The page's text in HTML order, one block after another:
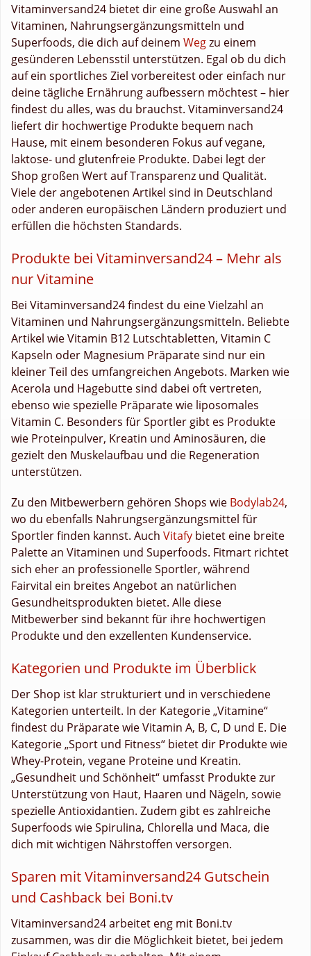
Vitaminversand24 bietet dir eine große Auswahl an
Vitaminen, Nahrungsergänzungsmitteln und
Superfoods, die dich auf deinem Wegzu einem
gesünderen Lebensstil unterstützen. Egal ob du dich
auf ein sportliches Ziel vorbereitest oder einfach nur
deine tägliche Ernährung aufbessern möchtest – hier
findest du alles, was du brauchst. Vitaminversand24
liefert dir hochwertige Produkte bequem nach
Hause, mit einem besonderen Fokus auf vegane,
laktose- und glutenfreie Produkte. Dabei legt der
Shop großen Wert auf Transparenz und Qualität.
Viele der angebotenen Artikel sind in Deutschland
oder anderen europäischen Ländern produziert und
erfüllen die höchsten Standards.
Produkte bei Vitaminversand24 – Mehr als
nur Vitamine
Bei Vitaminversand24 findest du eine Vielzahl an
Vitaminen und Nahrungsergänzungsmitteln. Beliebte
Artikel wie Vitamin B12 Lutschtabletten, Vitamin C
Kapseln oder Magnesium Präparate sind nur ein
kleiner Teil des umfangreichen Angebots. Marken wie
Acerola und Hagebutte sind dabei oft vertreten,
ebenso wie spezielle Präparate wie liposomales
Vitamin C. Besonders für Sportler gibt es Produkte
wie Proteinpulver, Kreatin und Aminosäuren, die
gezielt den Muskelaufbau und die Regeneration
unterstützen.
Zu den Mitbewerbern gehören Shops wie Bodylab24,
wo du ebenfalls Nahrungsergänzungsmittel für
Sportler finden kannst. Auch Vitafy bietet eine breite
Palette an Vitaminen und Superfoods. Fitmart richtet
sich eher an professionelle Sportler, während
Fairvital ein breites Angebot an natürlichen
Gesundheitsprodukten bietet. Alle diese
Mitbewerber sind bekannt für ihre hochwertigen
Produkte und den exzellenten Kundenservice.
Kategorien und Produkte im Überblick
Der Shop ist klar strukturiert und in verschiedene
Kategorien unterteilt. In der Kategorie „Vitamine“
findest du Präparate wie Vitamin A, B, C, D und E. Die
Kategorie „Sport und Fitness“ bietet dir Produkte wie
Whey-Protein, vegane Proteine und Kreatin.
„Gesundheit und Schönheit“ umfasst Produkte zur
Unterstützung von Haut, Haaren und Nägeln, sowie
spezielle Antioxidantien. Zudem gibt es zahlreiche
Superfoods wie Spirulina, Chlorella und Maca, die
dich mit wichtigen Nährstoffen versorgen.
Sparen mit Vitaminversand24 Gutschein
und Cashback bei Boni.tv
Vitaminversand24 arbeitet eng mit Boni.tv
zusammen, was dir die Möglichkeit bietet, bei jedem